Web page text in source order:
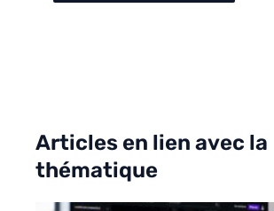
Articles en lien avec la
thématique